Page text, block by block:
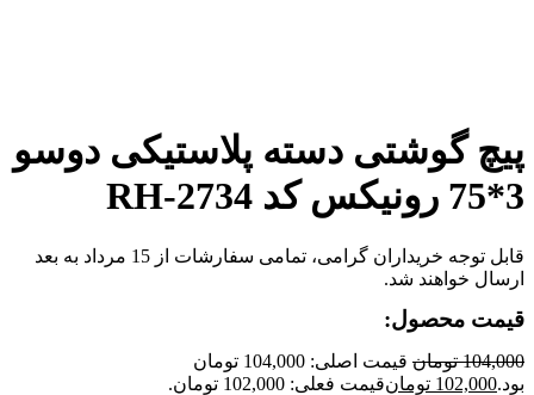
پیچ گوشتی دسته پلاستیکی دوسو
3*75 رونیکس کد RH-2734
قابل توجه خریداران گرامی، تمامی سفارشات از 15 مرداد به بعد
ارسال خواهند شد.
قیمت محصول:
104,000 تومان
قیمت اصلی: 104,000 تومان
بود.102,000 تومانقیمت فعلی: 102,000 تومان.